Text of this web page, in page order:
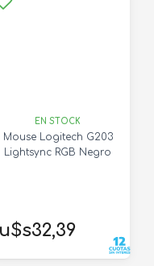
EN STOCK
Mouse Logitech G203
Lightsync RGB Negro
u$s32,39